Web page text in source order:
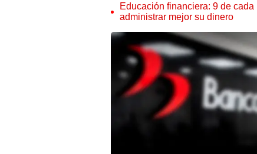
Educación financiera: 9 de
administrar mejor su dinero